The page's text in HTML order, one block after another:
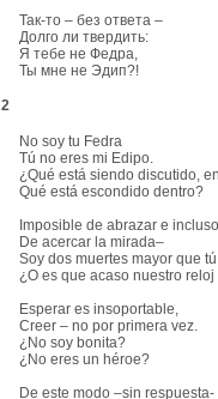
Так-то – без ответа –
Долго ли твердить:
Я тебе не Федра,
Ты мне не Эдип?!
2
No soy tu Fedra
Tú no eres mi Edipo.
¿Qué está siendo discutido,
Qué está escondido dentro?
Imposible de abrazar e incluso
De acercar la mirada–
Soy dos muertes mayor que
¿O es que acaso nuestro reloj
Esperar es insoportable,
Creer – no por primera vez.
¿No soy bonita?
¿No eres un héroe?
De este modo –sin respuesta-